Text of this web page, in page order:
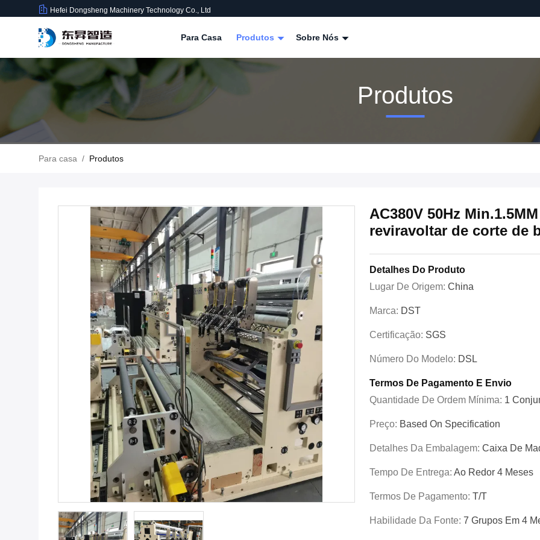
Hefei Dongsheng Machinery Technology Co., Ltd
Para Casa Produtos Sobre Nós
Produtos
Para casa / Produtos
AC380V 50Hz
reviravoltar de corte de
Detalhes Do Produto
Lugar De Origem: China
Marca: DST
Certificação: SGS
Número Do Modelo: DSL
Termos De Pagamento E Envio
Quantidade De Ordem Mínima: 1
Preço: Based On Specification
Detalhes Da Embalagem: Caixa De
Tempo De Entrega: Ao Redor 4 Meses
Termos De Pagamento: T/T
Habilidade Da Fonte: 7 Grupos Em 4